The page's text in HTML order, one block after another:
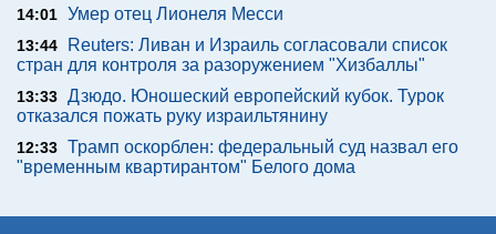
14:01 Умер отец Лионеля Месси
13:44
Reuters: Ливан и Израиль согласовали список
стран для контроля за разоружением "Хизбаллы"
13:33 Дзюдо. Юношеский европейский кубок. Турок
отказался пожать руку израильтянину
12:33 Трамп оскорблен: федеральный суд назвал его
"временным квартирантом" Белого дома